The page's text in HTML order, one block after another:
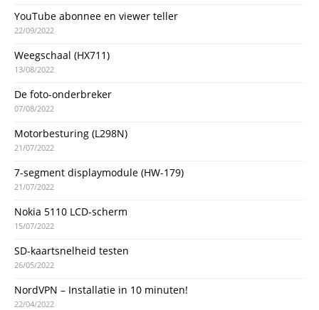
YouTube abonnee en viewer teller
22/09/2022
Weegschaal (HX711)
13/08/2022
De foto-onderbreker
07/08/2022
Motorbesturing (L298N)
21/07/2022
7-segment displaymodule (HW-179)
21/07/2022
Nokia 5110 LCD-scherm
15/07/2022
SD-kaartsnelheid testen
26/05/2022
NordVPN – Installatie in 10 minuten!
22/04/2022